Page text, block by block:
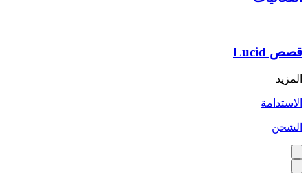
قصص Lucid
المزيد
الاستدامة
الشحن